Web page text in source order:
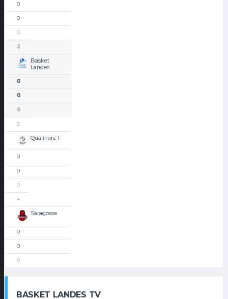
0
0
0
2
Basket
Landes
0
0
0
3
Qualifiers 1
0
0
0
4
Saragosse
0
0
0
BASKET LANDES TV